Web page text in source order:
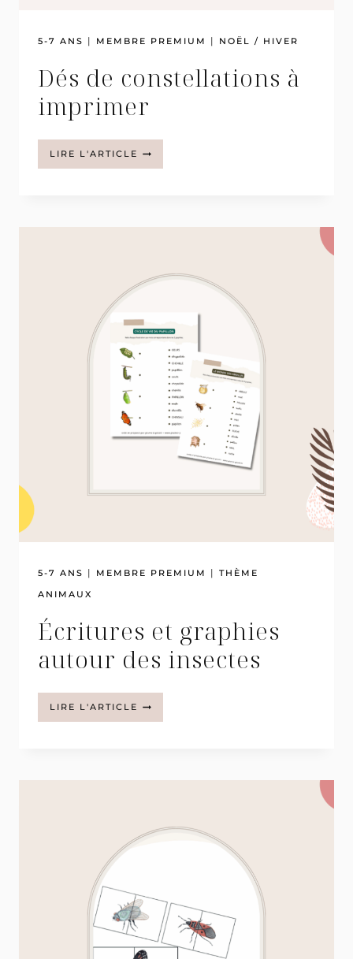
5-7 ANS | MEMBRE PREMIUM | NOËL / HIVER
Dés de constellations à
imprimer
LIRE L'ARTICLE DÉS
DE
5-7 ANS | MEMBRE PREMIUM | THÈME
ANIMAUX
Écritures et graphies
autour des insectes
LIRE L'ARTICLE ÉCRITURES
ET